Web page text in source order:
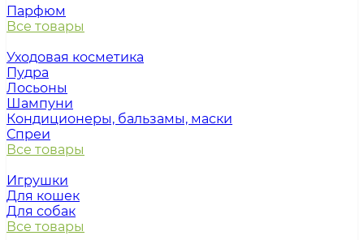
Парфюм
Все товары
Уходовая косметика
Пудра
Лосьоны
Шампуни
Кондиционеры, бальзамы, маски
Спреи
Все товары
Игрушки
Для кошек
Для собак
Все товары